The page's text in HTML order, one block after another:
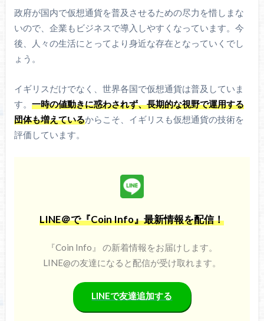
政府が国内で仮想通貨を普及させるための尽力を惜しまな
いので、企業もビジネスで導入しやすくなっています。今
後、人々の生活にとってより身近な存在となっていくでし
ょう。
イギリスだけでなく、世界各国で仮想通貨は普及していま
す。 一時の値動きに惑わされず、長期的な視野で運用する
団体も増えているからこそ、イギリスも仮想通貨の技術を
評価しています。
LINE＠で『Coin Info』最新情報を配信！
『Coin Info』 の新着情報をお届けします。
LINE@の友達になると配信が受け取れます。
LINEで友達追加する